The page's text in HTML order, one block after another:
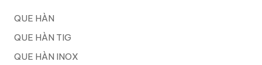
QUE HÀN
QUE HÀN TIG
QUE HÀN INOX